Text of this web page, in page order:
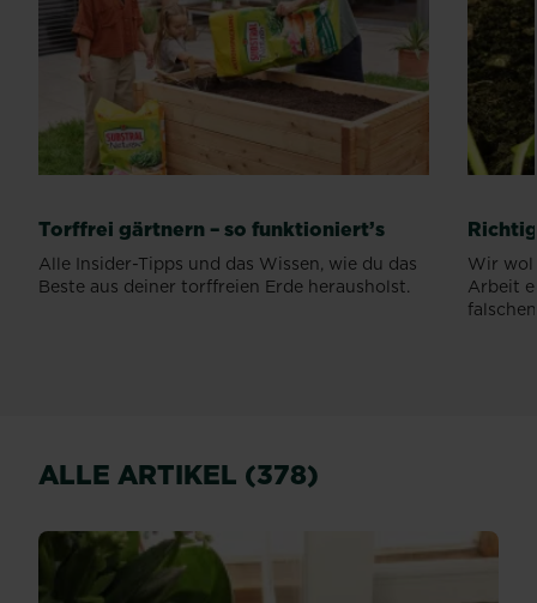
Torffrei gärtnern – so funktioniert’s
Alle Insider-Tipps und das Wissen, wie du das
Beste aus deiner torffreien Erde herausholst.
Wir
Arbeit
ALLE ARTIKEL (378)